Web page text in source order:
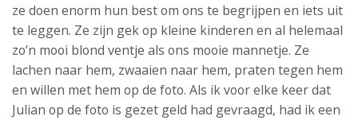
ze doen enorm hun best om ons te begrijpen en iets uit
te leggen. Ze zijn gek op kleine kinderen en al helemaal
zo’n mooi blond ventje als ons mooie mannetje. Ze
lachen naar hem, zwaaien naar hem, praten tegen hem
en willen met hem op de foto. Als ik voor elke keer dat
Julian op de foto is gezet geld had gevraagd, had ik een